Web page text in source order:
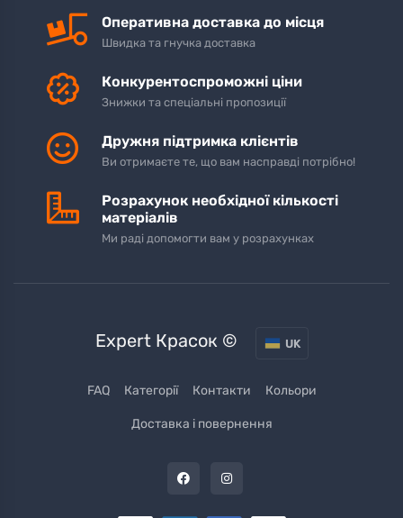
Оперативна доставка до місця
Швидка та гнучка доставка
Конкурентоспроможні ціни
Знижки та спеціальні пропозиції
Дружня підтримка клієнтів
Ви отримаєте те, що вам насправді потрібно!
Розрахунок необхідної кількості
матеріалів
Ми раді допомогти вам у розрахунках
Expert Красок © UK
FAQ Категорії Контакти Кольори
Доставка і повернення